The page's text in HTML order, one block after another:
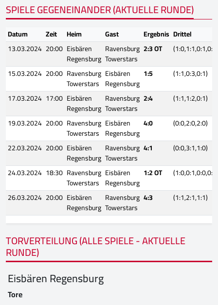
SPIELE GEGENEINANDER (AKTUELLE RUNDE)
Datum Zeit Heim Gast Ergebnis Drittel
13.03.2024 20:00 Eisbären
Regensburg
Ravensburg
Towerstars
2:3 OT
(1:0,1:1,0:1,0:1)
15.03.2024 20:00 Ravensburg
Towerstars
Eisbären
Regensburg
1:5
(1:1,0:3,0:1)
17.03.2024 17:00 Eisbären
Regensburg
Ravensburg
Towerstars
2:4
(1:1,1:2,0:1)
19.03.2024 20:00 Ravensburg
Towerstars
Eisbären
Regensburg
4:0
(0:0,2:0,2:0)
22.03.2024 20:00 Eisbären
Regensburg
Ravensburg
Towerstars
4:1
(0:0,3:1,1:0)
24.03.2024 18:30 Ravensburg
Towerstars
Eisbären
Regensburg
1:2 OT
(1:0,0:1,0:0,0:1)
26.03.2024 20:00 Eisbären
Regensburg
Ravensburg
Towerstars
4:3 (1:1,2:1,1:1)
TORVERTEILUNG (ALLE SPIELE - AKTUELLE
RUNDE)
Eisbären Regensburg
Tore